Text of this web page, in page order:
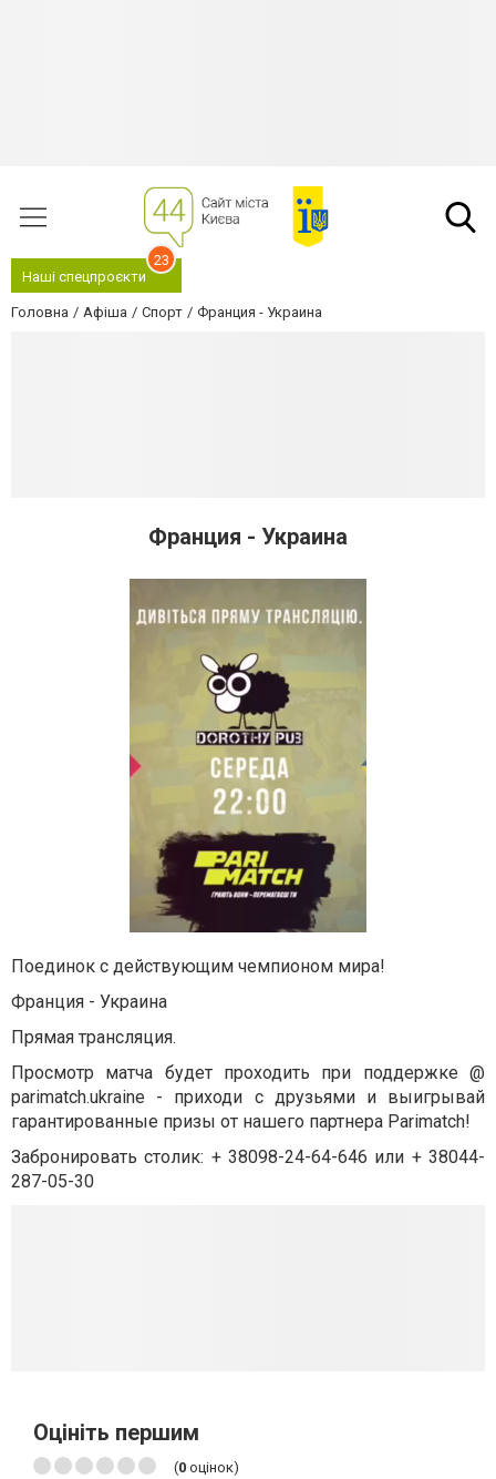
Наші спецпроєкти
23
Головна Афіша Спорт Франция - Украина
Франция - Украина
Поединок с действующим чемпионом мира!
Франция - Украина
Прямая трансляция.
Просмотр матча будет проходить при поддержке @
parimatch.ukraine - приходи с друзьями и выигрывай
гарантированные призы от нашего партнера Parimatch!
Забронировать столик: + 38098-24-64-646 или + 38044-
287-05-30
Оцініть першим
(0 оцінок)